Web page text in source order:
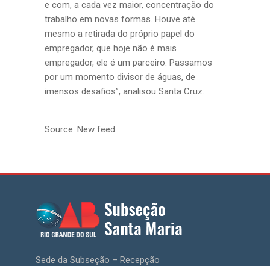
e com, a cada vez maior, concentração do
trabalho em novas formas. Houve até
mesmo a retirada do próprio papel do
empregador, que hoje não é mais
empregador, ele é um parceiro. Passamos
por um momento divisor de águas, de
imensos desafios”, analisou Santa Cruz.
Source: New feed
Sede da Subseção – Recepção